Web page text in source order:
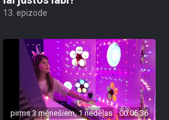
13. epizode
pirms 3 mēnešiem, 1 nedēļas 00:05:36